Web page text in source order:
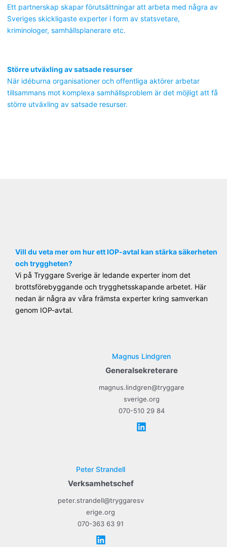
Ett partnerskap skapar förutsättningar att arbeta med några av
Sveriges skickligaste experter i form av statsvetare,
kriminologer, samhällsplanerare etc.
Större utväxling av satsade resurser
När idéburna organisationer och offentliga aktörer arbetar
tillsammans mot komplexa samhällsproblem är det möjligt att få
större utväxling av satsade resurser.
Vill du veta mer om hur ett IOP-avtal kan stärka säkerheten
och tryggheten?
Vi på Tryggare Sverige är ledande experter inom det
brottsförebyggande och trygghetsskapande arbetet. Här
nedan är några av våra främsta experter kring samverkan
genom IOP-avtal.
Magnus Lindgren
Generalsekreterare
magnus.lindgren@tryggare
sverige.org
070-510 29 84
Peter Strandell
Verksamhetschef
peter.strandell@tryggaresv
erige.org
070-363 63 91